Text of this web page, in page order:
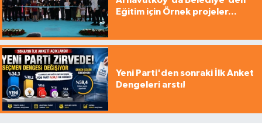
Eğitim için Örnek projeler...
Yeni Parti'den sonraki İlk Anket
Dengeleri arstı!